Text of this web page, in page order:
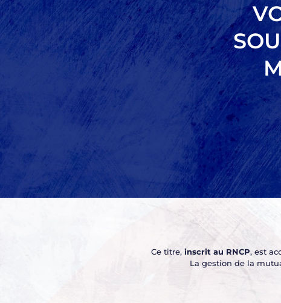
Ce titre, inscrit au RNCP, est
La gestion de la